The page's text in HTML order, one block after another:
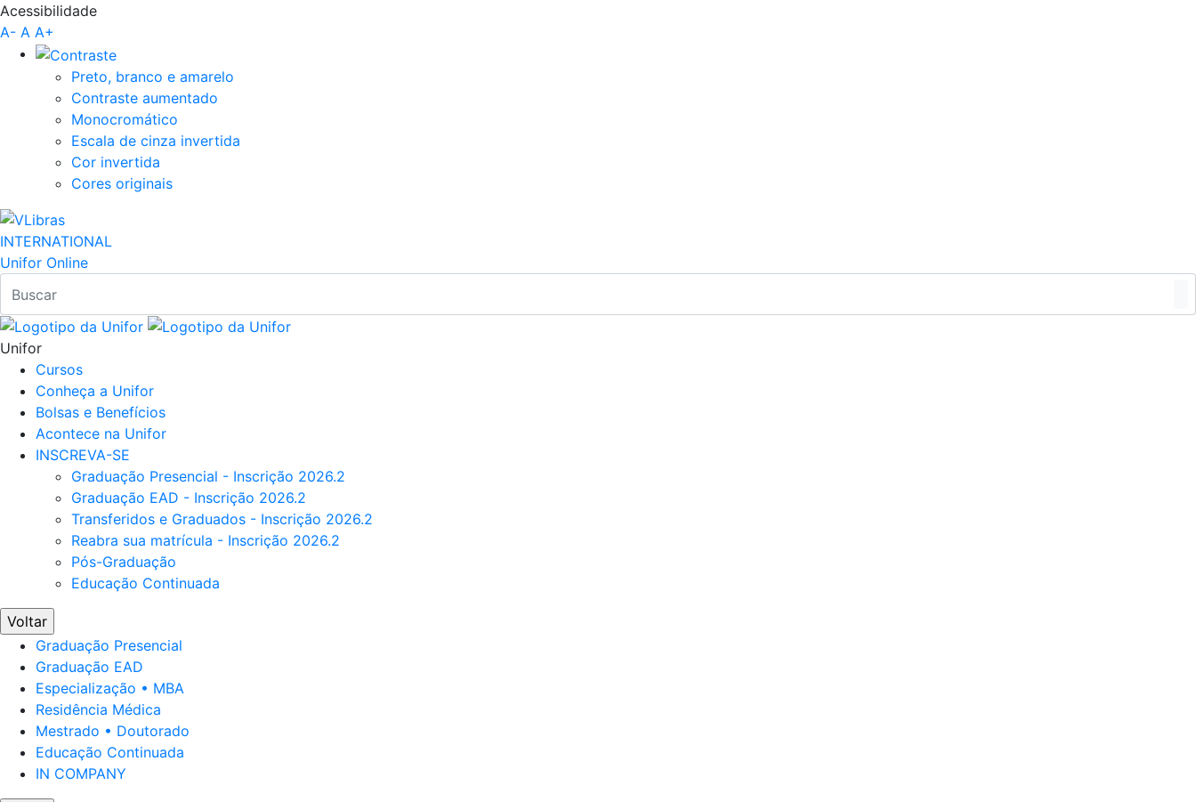
Pular para o Conteúdo principal
Acessibilidade
A- A A+
Preto, branco e amarelo
Contraste aumentado
Monocromático
Escala de cinza invertida
Cor invertida
Cores originais
INTERNATIONAL
Unifor Online
Unifor
Cursos
Conheça a Unifor
Bolsas e Benefícios
Acontece na Unifor
INSCREVA-SE
Graduação Presencial - Inscrição 2026.2
Graduação EAD - Inscrição 2026.2
Transferidos e Graduados - Inscrição 2026.2
Reabra sua matrícula - Inscrição 2026.2
Pós-Graduação
Educação Continuada
Voltar
Graduação Presencial
Graduação EAD
Especialização • MBA
Residência Médica
Mestrado • Doutorado
Educação Continuada
IN COMPANY